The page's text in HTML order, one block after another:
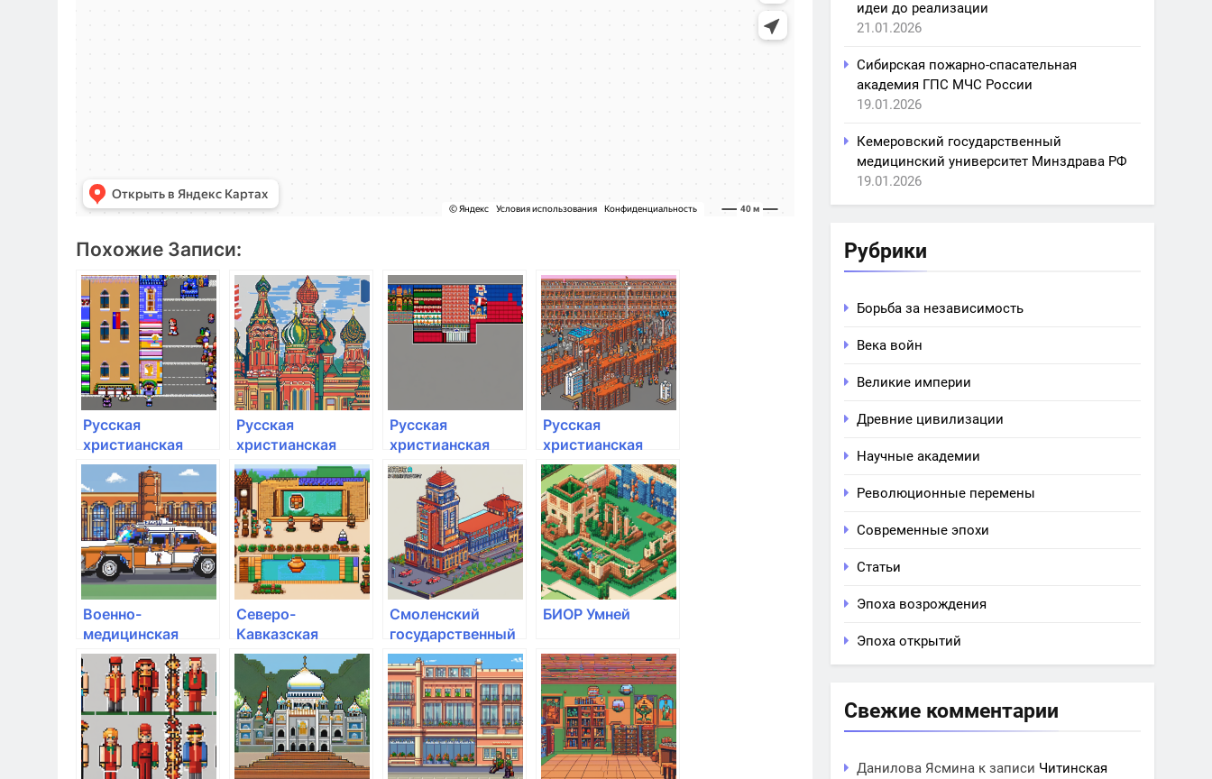
Похожие Записи:
Русская
христианская
гуманитарная
академия им. Ф.М.
Достоевского
Русская
христианская
гуманитарная
академия им. Ф.М.
Достоевского
Русская
христианская
гуманитарная
академия им. Ф.М.
Достоевского
Русская
христианская
гуманитарная
академия им. Ф.М.
Достоевского
Военно-
медицинская
академия им. С.М.
Кирова
Северо-
Кавказская
академия
управления
Смоленский
государственный
университет
спорта
БИОР Умней
идеи до реализации
21.01.2026
Сибирская пожарно-спасательная
академия ГПС МЧС России
19.01.2026
Кемеровский государственный
медицинский университет Минздрава РФ
19.01.2026
Рубрики
Борьба за независимость
Века войн
Великие империи
Древние цивилизации
Научные академии
Революционные перемены
Современные эпохи
Статьи
Эпоха возрождения
Эпоха открытий
Свежие комментарии
Данилова Ясмина к записи Читинская